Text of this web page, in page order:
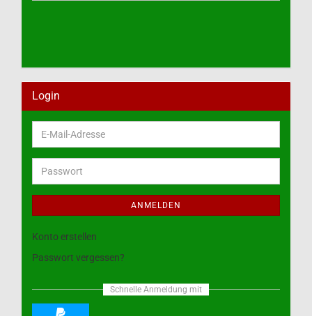
Login
E-
Mail-
Adresse
Passwort
ANMELDEN
Konto erstellen
Passwort vergessen?
Schnelle Anmeldung mit